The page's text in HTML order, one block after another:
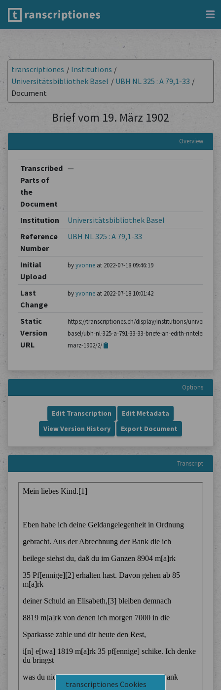
transcriptiones Cookies
transcriptiones / Institutions /
Universitätsbibliothek Basel / UBH NL 325 : A 79,1-33 /
Document
Brief vom 19. März 1902
Overview
Transcribed
Parts of
the
Document
—
Institution
Universitätsbibliothek Basel
Reference
Number
UBH NL 325 : A 79,1-33
Initial
Upload
byyvonneat 2022-07-18 09:46:19
Last
Change
byyvonneat 2022-07-18 10:01:42
Static
Version
URL
https://transcriptiones.ch/display/institutions/
basel/ubh-nl-325-a-791-33-33-briefe-an-edith-rintelen/
marz-1902/2/
Options
Edit Transcription
Edit Metadata
View Version History
Export Document
Transcript